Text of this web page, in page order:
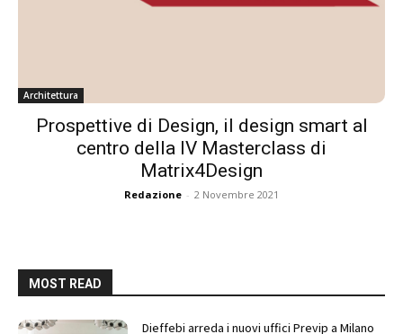
Architettura
Prospettive di Design, il design smart al
centro della IV Masterclass di
Matrix4Design
Redazione - 2 Novembre 2021
MOST READ
Dieffebi arreda i nuovi uffici Previp a Milano